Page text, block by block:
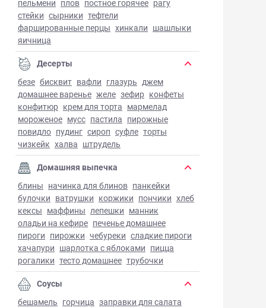
пельмени плов постное горячее рагу
стейки сырники тефтели
фаршированные перцы хинкали шашлыки
яичница
Десерты
безе бисквит вафли глазурь джем
домашнее варенье желе зефир конфеты
конфитюр крем для торта мармелад
мороженое мусс пастила пирожные
повидло пудинг сироп суфле торты
чизкейк халва штрудель
Домашняя выпечка
блины начинка для блинов панкейки
булочки ватрушки коржики пончики хлеб
кексы маффины лепешки манник
оладьи на кефире печенье домашнее
пироги пирожки чебуреки сладкие пироги
хачапури шарлотка с яблоками пицца
рогалики тесто домашнее трубочки
Соусы
бешамель горчица заправки для салата